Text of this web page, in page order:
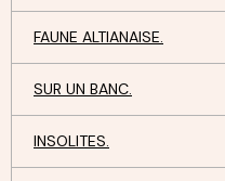
FAUNE ALTIANAISE.
SUR UN BANC.
INSOLITES.